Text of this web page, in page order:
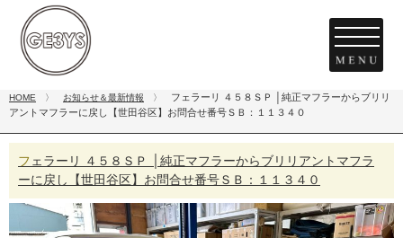
HOME 〉 お知らせ＆最新情報 〉
フェラーリ ４５８ＳＰ │純正マフラーからブリリ
アントマフラーに戻し【世田谷区】お問合せ番号ＳＢ：１１３４０
フェラーリ ４５８ＳＰ │純正マフラーからブリリアントマフラ
ーに戻し【世田谷区】お問合せ番号ＳＢ：１１３４０